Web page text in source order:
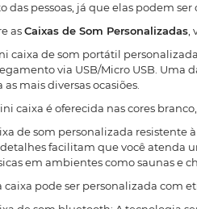
das pessoas, já que elas podem
asCaixas de Som Personalizadas
caixa de som portátil
via USB/Micro USB. Uma
as mais diversas ocasiões.
caixa é oferecida nas cores
de som personalizada resistente
facilitam que você atenda
em ambientes como saunas e
caixa pode ser personalizada com